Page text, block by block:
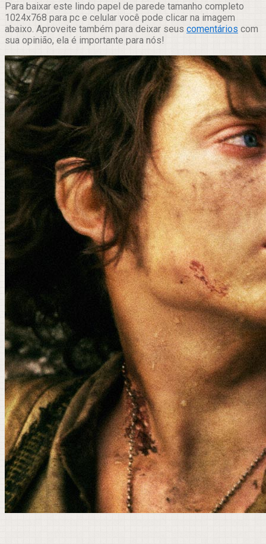
Para baixar este lindo papel de parede tamanho completo
1024x768 para pc e celular você pode clicar na imagem
abaixo. Aproveite também para deixar seus comentários com
sua opinião, ela é importante para nós!